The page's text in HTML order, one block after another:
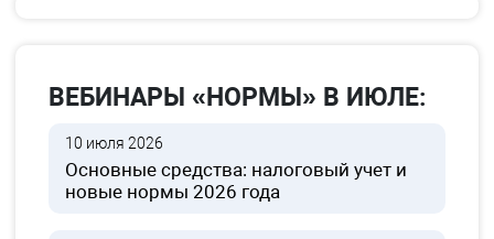
ВЕБИНАРЫ «НОРМЫ» В ИЮЛЕ:
10 июля 2026
Основные средства: налоговый учет и
новые нормы 2026 года